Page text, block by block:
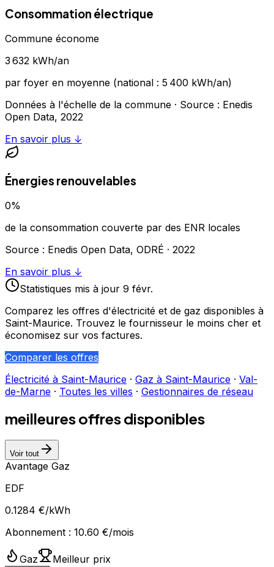
Consommation électrique
Commune économe
3 632 kWh/an
par foyer en moyenne (national : 5 400 kWh/an)
Données à l'échelle de la commune · Source : Enedis
Open Data, 2022
En savoir plus ↓
Énergies renouvelables
0%
de la consommation couverte par des ENR locales
Source : Enedis Open Data, ODRÉ · 2022
En savoir plus ↓
Statistiques mis à jour 9 févr.
Comparez les offres d'électricité et de gaz disponibles à
Saint-Maurice. Trouvez le fournisseur le moins cher et
économisez sur vos factures.
Comparer les offres
Électricité à Saint-Maurice · Gaz à Saint-Maurice · Val-
de-Marne · Toutes les villes · Gestionnaires de réseau
meilleures offres disponibles
Voir tout
Avantage Gaz
EDF
0.1284 €/kWh
Abonnement : 10.60 €/mois
Gaz Meilleur prix